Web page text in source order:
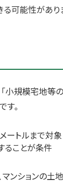
可能性があり
規模宅地等
。
ートルまで対象
ることが条件
ンションの土